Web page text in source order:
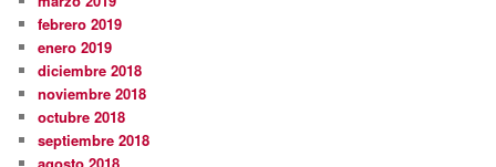
febrero 2019
enero 2019
diciembre 2018
noviembre 2018
octubre 2018
septiembre 2018